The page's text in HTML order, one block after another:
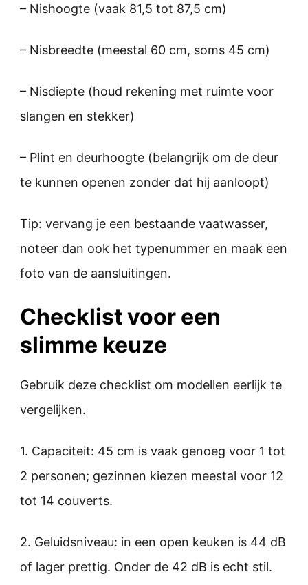
– Nishoogte (vaak 81,5 tot 87,5 cm)
– Nisbreedte (meestal 60 cm, soms 45 cm)
– Nisdiepte (houd rekening met ruimte voor
slangen en stekker)
– Plint en deurhoogte (belangrijk om de deur
te kunnen openen zonder dat hij aanloopt)
Tip: vervang je een bestaande vaatwasser,
noteer dan ook het typenummer en maak een
foto van de aansluitingen.
Checklist voor een
slimme keuze
Gebruik deze checklist om modellen eerlijk te
vergelijken.
1. Capaciteit: 45 cm is vaak genoeg voor 1 tot
2 personen; gezinnen kiezen meestal voor 12
tot 14 couverts.
2. Geluidsniveau: in een open keuken is 44 dB
of lager prettig. Onder de 42 dB is echt stil.